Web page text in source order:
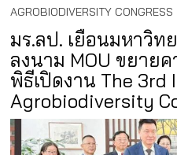
AGROBIODIVERSITY CONGRESS
มร.ลป. เยือนมหาวิ
ลงนาม MOU ขยาย
พิธีเปิดงาน The 3rd
Agrobiodiversity